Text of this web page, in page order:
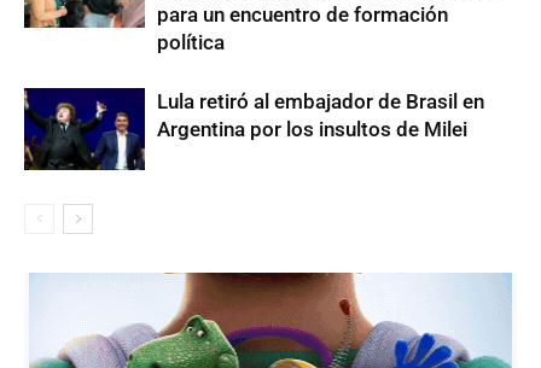
para un encuentro de formación
política
Lula retiró al embajador de Brasil en
Argentina por los insultos de Milei